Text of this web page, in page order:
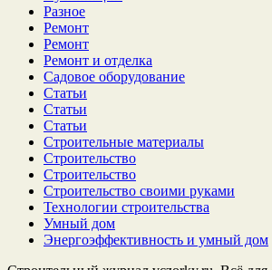
Разное
Ремонт
Ремонт
Ремонт и отделка
Садовое оборудование
Статьи
Статьи
Статьи
Строительные материалы
Строительство
Строительство
Строительство своими руками
Технологии строительства
Умный дом
Энергоэффективность и умный дом